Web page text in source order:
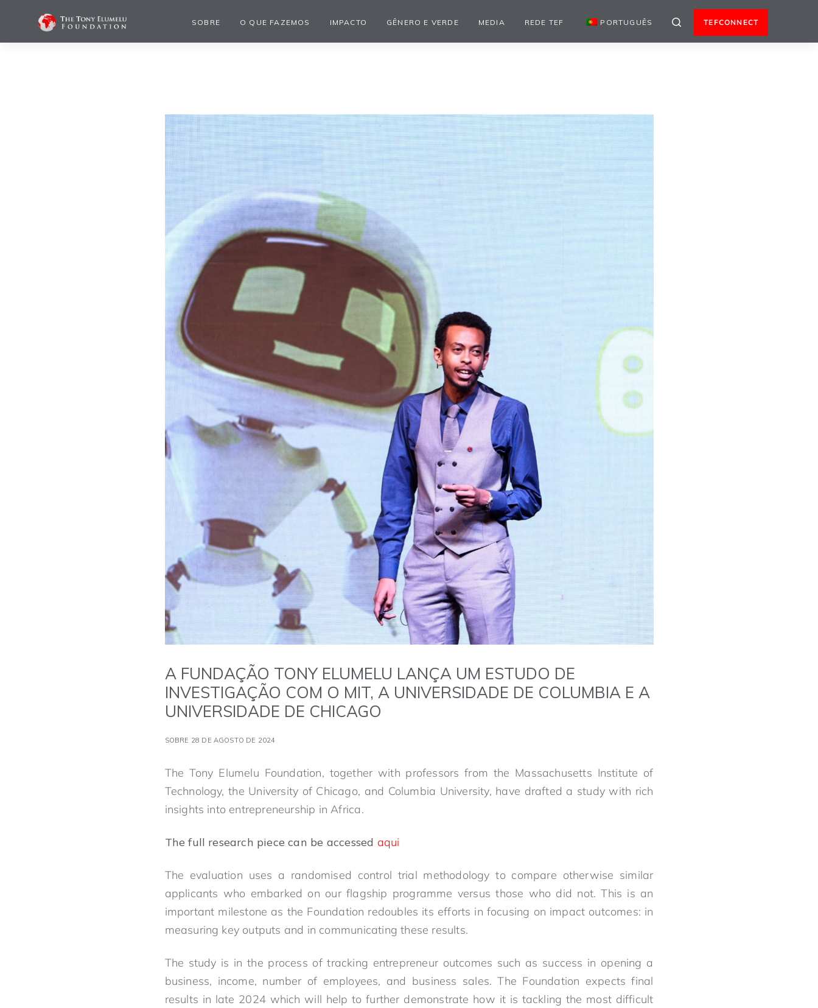
SOBRE O QUE FAZEMOS IMPACTO GÊNERO E VERDE MEDIA REDE TEF PORTUGUÊS TEFCONNECT
A FUNDAÇÃO TONY ELUMELU LANÇA UM ESTUDO DE
INVESTIGAÇÃO COM O MIT, A UNIVERSIDADE DE COLUMBIA E A
UNIVERSIDADE DE CHICAGO
SOBRE 28 DE AGOSTO DE 2024
The Tony Elumelu Foundation, together with professors from the Massachusetts Institute of
Technology, the University of Chicago, and Columbia University, have drafted a study with rich
insights into entrepreneurship in Africa.
The full research piece can be accessed aqui
The evaluation uses a randomised control trial methodology to compare otherwise similar
applicants who embarked on our flagship programme versus those who did not. This is an
important milestone as the Foundation redoubles its efforts in focusing on impact outcomes: in
measuring key outputs and in communicating these results.
The study is in the process of tracking entrepreneur outcomes such as success in opening a
business, income, number of employees, and business sales. The Foundation expects final
results in late 2024 which will help to further demonstrate how it is tackling the most difficult